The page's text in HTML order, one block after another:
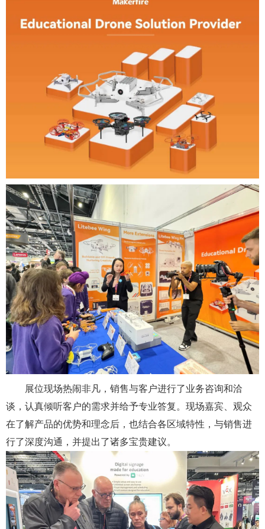
展位现场热闹非凡，销售与客户进行了业务咨询和洽
谈，认真倾听客户的需求并给予专业答复。现场嘉宾、观众
在了解产品的优势和理念后，也结合各区域特性，与销售进
行了深度沟通，并提出了诸多宝贵建议。